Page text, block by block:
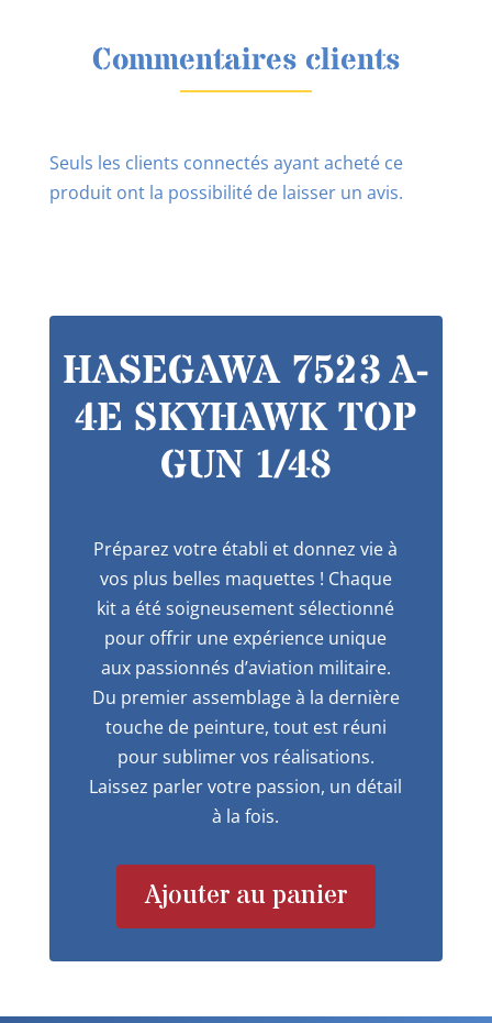
Commentaires clients
Seuls les clients connectés ayant acheté ce
produit ont la possibilité de laisser un avis.
HASEGAWA 7523 A-
4E SKYHAWK TOP
GUN 1/48
Préparez votre établi et donnez vie à
vos plus belles maquettes ! Chaque
kit a été soigneusement sélectionné
pour offrir une expérience unique
aux passionnés d’aviation militaire.
Du premier assemblage à la dernière
touche de peinture, tout est réuni
pour sublimer vos réalisations.
Laissez parler votre passion, un détail
à la fois.
Ajouter au panier